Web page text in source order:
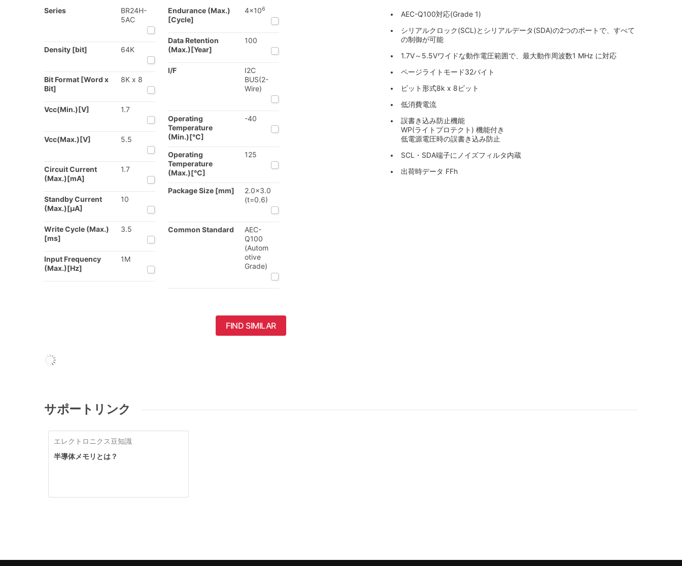
Series
BR24H-
5AC
Density [bit] 64K
Bit Format [Word x
Bit]
8K x 8
Vcc(Min.)[V] 1.7
Vcc(Max.)[V] 5.5
Circuit Current
(Max.)[mA]
1.7
Standby Current
(Max.)[μA]
10
Write Cycle (Max.)
[ms]
3.5
Input Frequency
(Max.)[Hz]
1M
Endurance (Max.)
[Cycle]
4x106
Data Retention
(Max.)[Year]
100
I/F
I2C
BUS(2-
Wire)
Operating
Temperature
(Min.)[°C]
-40
Operating
Temperature
(Max.)[°C]
125
Package Size [mm]
2.0x3.0
(t=0.6)
Common Standard
AEC-
Q100
(Autom
otive
Grade)
FIND SIMILAR
AEC-Q100対応(Grade 1)
シリアルクロック(SCL)とシリアルデータ(SDA)の2つのポートで、すべて
の制御が可能
1.7V～5.5Vワイドな動作電圧範囲で、最大動作周波数1 MHz に対応
ページライトモード32バイト
ビット形式8k x 8ビット
低消費電流
誤書き込み防止機能
WP(ライトプロテクト) 機能付き
低電源電圧時の誤書き込み防止
SCL・SDA端子にノイズフィルタ内蔵
出荷時データ FFh
サポートリンク
エレクトロニクス豆知識
半導体メモリとは？